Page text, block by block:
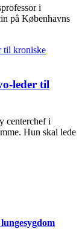
i
på Københavns
leder til
centerchef i
Hun skal lede